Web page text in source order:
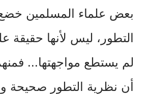
بعض علماء المسلمين
التطور، ليس لأنها حقيقة
لم يستطع مواجهتها...
أن نظرية التطور صحيحة